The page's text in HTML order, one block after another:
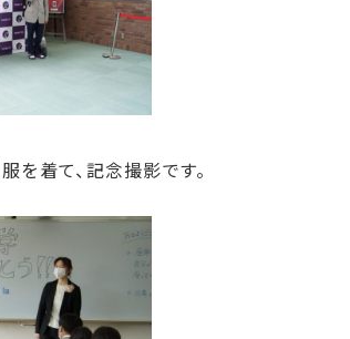
を着て、記念撮影です。